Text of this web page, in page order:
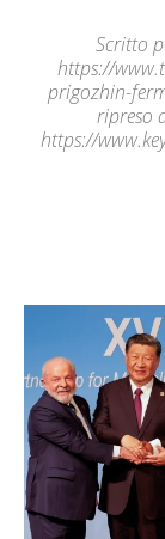
Scritto
https://
prigozhin-
ripreso
https://